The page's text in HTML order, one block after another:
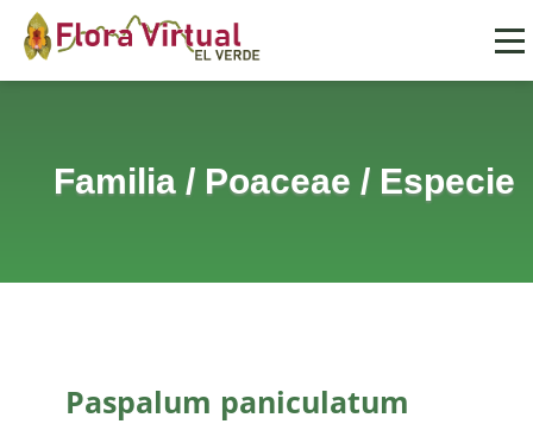
Familia/ Poaceae / Especie
Paspalum paniculatum